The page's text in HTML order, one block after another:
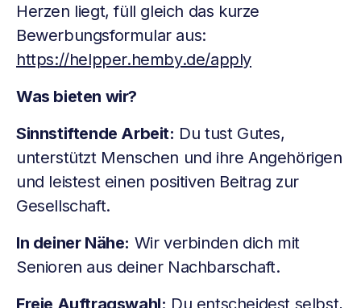
Herzen liegt, füll gleich das kurze
Bewerbungsformular aus:
https://helpper.hemby.de/apply
Was bieten wir?
Sinnstiftende Arbeit: Du tust Gutes,
unterstützt Menschen und ihre Angehörigen
und leistest einen positiven Beitrag zur
Gesellschaft.
In deiner Nähe: Wir verbinden dich mit
Senioren aus deiner Nachbarschaft.
Freie Auftragswahl: Du entscheidest selbst,